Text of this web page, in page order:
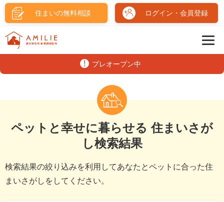
住まいの無料相談 ログイン・会員登録
プレオープン中
ペットと幸せに暮らせる 住まいさが
し検索結果
検索結果の絞り込みを利用してあなたとペットに合った住
まいさがしをしてください。